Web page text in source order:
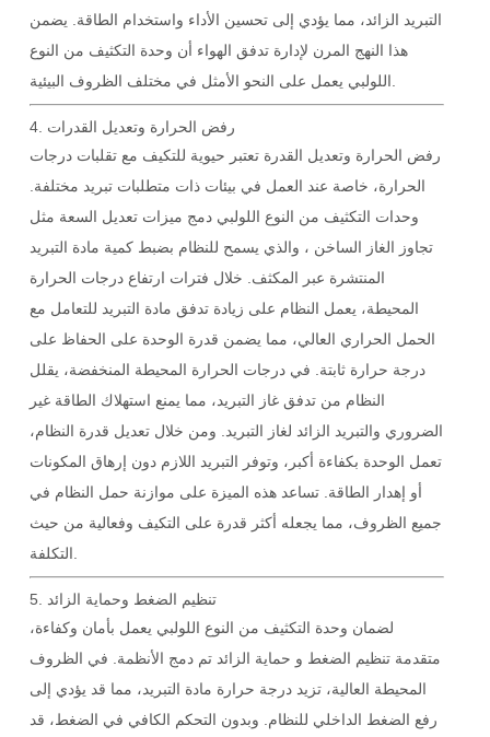
التبريد الزائد، مما يؤدي إلى تحسين الأداء واستخدام الطاقة. يضمن
هذا النهج المرن لإدارة تدفق الهواء أن وحدة التكثيف من النوع
اللولبي
4. رفض الحرارة وتعديل القدرات
رفض الحرارة وتعديل القدرة تعتبر حيوية للتكيف مع تقلبات درجات
الحرارة، خاصة عند العمل في بيئات ذات متطلبات تبريد مختلفة.
وحدات التكثيف من النوع اللولبي دمج ميزات تعديل السعة مثل
تجاوز الغاز الساخن ، والذي يسمح للنظام بضبط كمية مادة التبريد
المنتشرة عبر المكثف. خلال فترات ارتفاع درجات الحرارة
المحيطة، يعمل النظام على زيادة تدفق مادة التبريد للتعامل مع
الحمل الحراري العالي، مما يضمن قدرة الوحدة على الحفاظ على
درجة حرارة ثابتة. في درجات الحرارة المحيطة المنخفضة، يقلل
النظام من تدفق غاز التبريد، مما يمنع استهلاك الطاقة غير
الضروري والتبريد الزائد لغاز التبريد. ومن خلال تعديل قدرة النظام،
تعمل الوحدة بكفاءة أكبر، وتوفر التبريد اللازم دون إرهاق المكونات
أو إهدار الطاقة. تساعد هذه الميزة على موازنة حمل النظام في
جميع الظروف، مما يجعله أكثر قدرة على التكيف وفعالية من حيث
5.
تنظيم الضغط وحماية الزائد
لضمان وحدة التكثيف من النوع اللولبي يعمل بأمان وكفاءة،
متقدمة تنظيم الضغط و حماية الزائد تم دمج الأنظمة. في الظروف
المحيطة العالية، تزيد درجة حرارة مادة التبريد، مما قد يؤدي إلى
رفع الضغط الداخلي للنظام. وبدون التحكم الكافي في الضغط، قد